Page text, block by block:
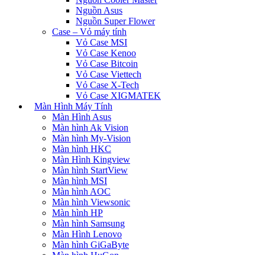
Nguồn Asus
Nguồn Super Flower
Case – Vỏ máy tính
Vỏ Case MSI
Vỏ Case Kenoo
Vỏ Case Bitcoin
Vỏ Case Viettech
Vỏ Case X-Tech
Vỏ Case XIGMATEK
Màn Hình Máy Tính
Màn Hình Asus
Màn hình Ak Vision
Màn hình My-Vision
Màn hình HKC
Màn Hình Kingview
Màn hình StartView
Màn hình MSI
Màn hình AOC
Màn hình Viewsonic
Màn hình HP
Màn hình Samsung
Màn Hình Lenovo
Màn hình GiGaByte